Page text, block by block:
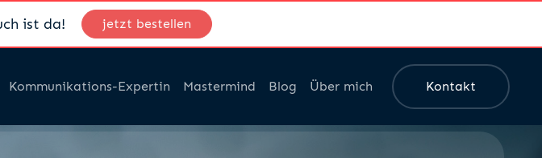
ist da! jetzt bestellen
Kommunikations-Expertin Mastermind Blog Über mich Kontakt